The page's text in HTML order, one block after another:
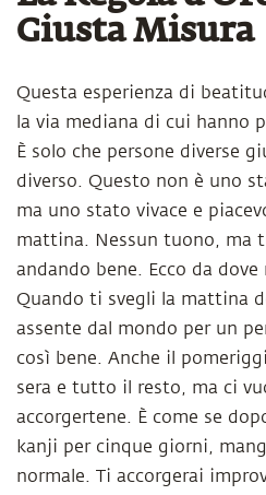
Giusta Misura
Questa esperienza di
la via mediana di cui hanno
È solo che persone diverse
diverso. Questo non è uno
ma uno stato vivace e
mattina. Nessun tuono, ma
andando bene. Ecco da
Quando ti svegli la mattina
assente dal mondo per un
così bene. Anche il
sera e tutto il resto, ma ci
accorgertene. È come se
kanji per cinque giorni,
normale. Ti accorgerai